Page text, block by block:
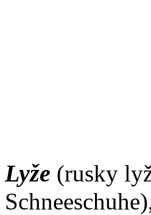
Lyže (rusky